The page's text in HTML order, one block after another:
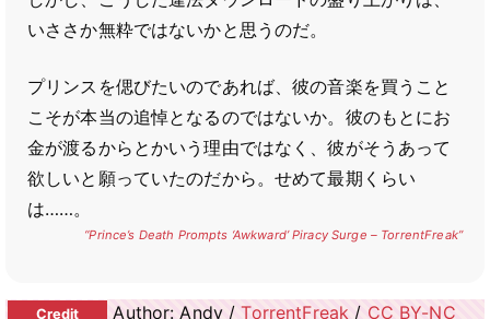
いささか無粋ではないかと思うのだ。
プリンスを偲びたいのであれば、彼の音楽を買うこと
こそが本当の追悼となるのではないか。彼のもとにお
金が渡るからとかいう理由ではなく、彼がそうあって
欲しいと願っていたのだから。せめて最期くらい
は……。
“Prince’s Death Prompts ‘Awkward’ Piracy Surge – TorrentFreak”
Author: Andy /TorrentFreak / CC BY-NC